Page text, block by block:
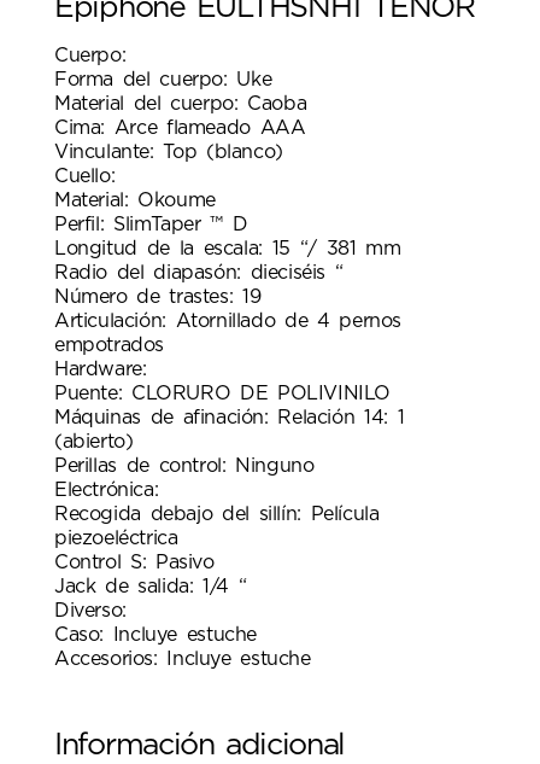
Epiphone EULTHSNH1 TENOR
Cuerpo:
Forma del cuerpo: Uke
Material del cuerpo: Caoba
Cima: Arce flameado AAA
Vinculante: Top (blanco)
Cuello:
Material: Okoume
Perfil: SlimTaper ™ D
Longitud de la escala: 15 “/ 381 mm
Radio del diapasón: dieciséis “
Número de trastes: 19
Articulación: Atornillado de 4 pernos
empotrados
Hardware:
Puente: CLORURO DE POLIVINILO
Máquinas de afinación: Relación 14: 1
(abierto)
Perillas de control: Ninguno
Electrónica:
Recogida debajo del sillín: Película
piezoeléctrica
Control S: Pasivo
Jack de salida: 1/4 “
Diverso:
Caso: Incluye estuche
Accesorios: Incluye estuche
Información adicional